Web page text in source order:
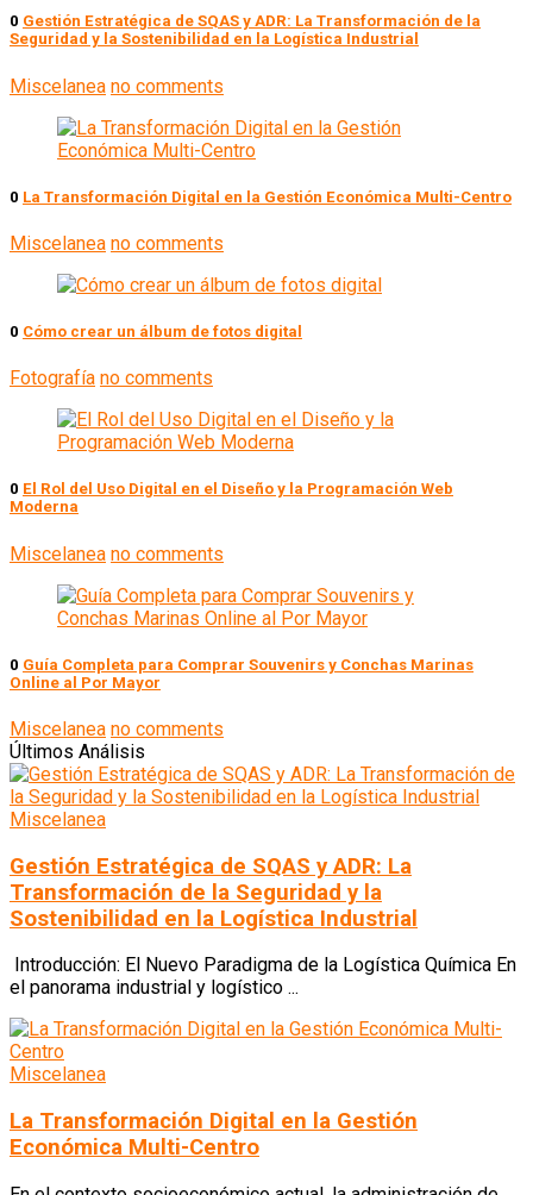
0 Gestión Estratégica de SQAS y ADR: La Transformación de la
Seguridad y la Sostenibilidad en la Logística Industrial
Miscelanea no comments
0 La Transformación Digital en la Gestión Económica Multi-Centro
Miscelanea no comments
0 Cómo crear un álbum de fotos digital
Fotografía no comments
0 El Rol del Uso Digital en el Diseño y la Programación Web
Moderna
Miscelanea no comments
0 Guía Completa para Comprar Souvenirs y Conchas Marinas
Online al Por Mayor
Miscelanea no comments
Últimos Análisis
Miscelanea
Gestión Estratégica de SQAS y ADR: La
Transformación de la Seguridad y la
Sostenibilidad en la Logística Industrial
Introducción: El Nuevo Paradigma de la Logística Química En
el panorama industrial y logístico ...
Miscelanea
La Transformación Digital en la Gestión
Económica Multi-Centro